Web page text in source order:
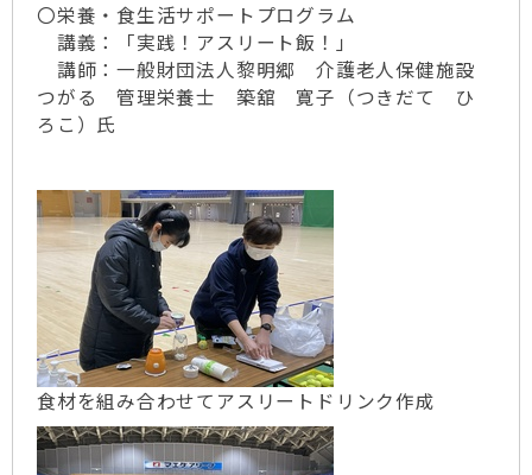
〇栄養・食生活サポートプログラム
講義：「実践！アスリート飯！」
講師：一般財団法人黎明郷 介護老人保健施設
つがる 管理栄養士 築舘 寛子（つきだて ひ
ろこ）氏
食材を組み合わせてアスリートドリンク作成